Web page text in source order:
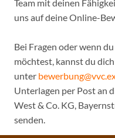
Team mit deinen
uns auf deine Online-
Bei Fragen oder wenn
möchtest, kannst du
unter
Unterlagen per Post an
West & Co. KG,
senden.